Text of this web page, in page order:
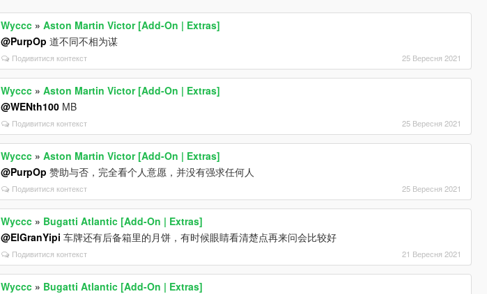
Wyccc »Aston Martin Victor [Add-On | Extras]
@PurpOp 道不同不相为谋
Подивитися контекст 25 Вересня 2021
Wyccc »Aston Martin Victor [Add-On | Extras]
@WENth100 MB
Подивитися контекст 25 Вересня 2021
Wyccc »Aston Martin Victor [Add-On | Extras]
@PurpOp 赞助与否，完全看个人意愿，并没有强求任何人
Подивитися контекст 25 Вересня 2021
Wyccc » Bugatti Atlantic [Add-On | Extras]
@ElGranYipi 车牌还有后备箱里的月饼，有时候眼睛看清楚点再来问会比较好
Подивитися контекст 21 Вересня 2021
Wyccc » Bugatti Atlantic [Add-On | Extras]